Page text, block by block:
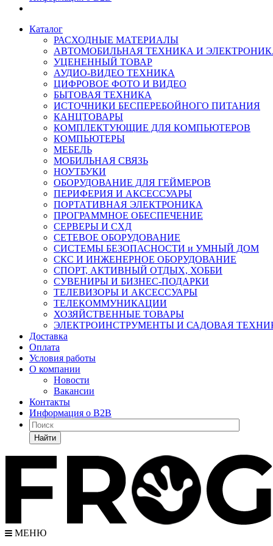
Каталог
РАСХОДНЫЕ МАТЕРИАЛЫ
АВТОМОБИЛЬНАЯ ТЕХНИКА И
УЦЕНЕННЫЙ ТОВАР
АУДИО-ВИДЕО ТЕХНИКА
ЦИФРОВОЕ ФОТО И ВИДЕО
БЫТОВАЯ ТЕХНИКА
ИСТОЧНИКИ БЕСПЕРЕБОЙНОГО ПИТАНИЯ
КАНЦТОВАРЫ
КОМПЛЕКТУЮЩИЕ ДЛЯ КОМПЬЮТЕРОВ
КОМПЬЮТЕРЫ
МЕБЕЛЬ
МОБИЛЬНАЯ СВЯЗЬ
НОУТБУКИ
ОБОРУДОВАНИЕ ДЛЯ ГЕЙМЕРОВ
ПЕРИФЕРИЯ И АКСЕССУАРЫ
ПОРТАТИВНАЯ ЭЛЕКТРОНИКА
ПРОГРАММНОЕ ОБЕСПЕЧЕНИЕ
СЕРВЕРЫ И СХД
СЕТЕВОЕ ОБОРУДОВАНИЕ
СИСТЕМЫ БЕЗОПАСНОСТИ и УМНЫЙ ДОМ
СКС И ИНЖЕНЕРНОЕ ОБОРУДОВАНИЕ
СПОРТ, АКТИВНЫЙ ОТДЫХ, ХОББИ
СУВЕНИРЫ И БИЗНЕС-ПОДАРКИ
ТЕЛЕВИЗОРЫ И АКСЕССУАРЫ
ТЕЛЕКОММУНИКАЦИИ
ХОЗЯЙСТВЕННЫЕ ТОВАРЫ
ЭЛЕКТРОИНСТРУМЕНТЫ И САДОВАЯ
Доставка
Оплата
Условия работы
О компании
Новости
Вакансии
Контакты
Информация о B2B
Найти
МЕНЮ